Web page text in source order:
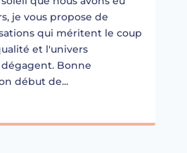
je vous propose de
qui méritent le coup
et l'univers
Bonne
début de...